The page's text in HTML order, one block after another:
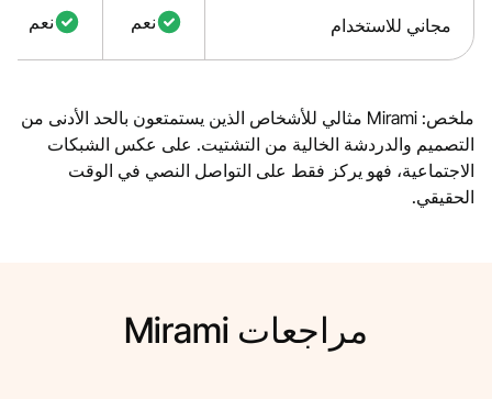
مجاني للاستخدام نعم نعم
ملخص: Mirami مثالي للأشخاص الذين يستمتعون بالحد الأدنى من
التصميم والدردشة الخالية من التشتيت. على عكس الشبكات
الاجتماعية، فهو يركز فقط على التواصل النصي في الوقت
الحقيقي.
مراجعات Mirami